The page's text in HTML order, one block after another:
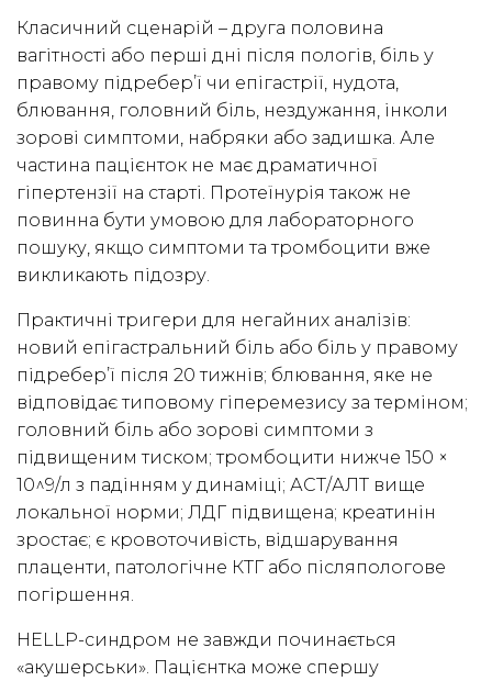
Класичний сценарій – друга половина
вагітності або перші дні після пологів, біль у
правому підребер’ї чи епігастрії, нудота,
блювання, головний біль, нездужання, інколи
зорові симптоми, набряки або задишка. Але
частина пацієнток не має драматичної
гіпертензії на старті. Протеїнурія також не
повинна бути умовою для лабораторного
пошуку, якщо симптоми та тромбоцити вже
викликають підозру.
Практичні тригери для негайних аналізів:
новий епігастральний біль або біль у правому
підребер’ї після 20 тижнів; блювання, яке не
відповідає типовому гіперемезису за терміном;
головний біль або зорові симптоми з
підвищеним тиском; тромбоцити нижче 150 ×
10^9/л з падінням у динаміці; АСТ/АЛТ вище
локальної норми; ЛДГ підвищена; креатинін
зростає; є кровоточивість, відшарування
плаценти, патологічне КТГ або післяпологове
погіршення.
HELLP-синдром не завжди починається
«акушерськи». Пацієнтка може спершу